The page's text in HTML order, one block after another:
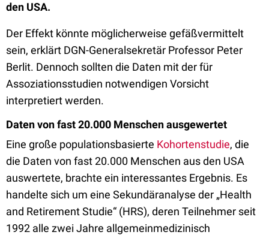
den USA.
Der Effekt könnte möglicherweise gefäßvermittelt
sein, erklärt DGN-Generalsekretär Professor Peter
Berlit. Dennoch sollten die Daten mit der für
Assoziationsstudien notwendigen Vorsicht
interpretiert werden.
Daten von fast 20.000 Menschen ausgewertet
Eine große populationsbasierte Kohortenstudie, die
die Daten von fast 20.000 Menschen aus den USA
auswertete, brachte ein interessantes Ergebnis. Es
handelte sich um eine Sekundäranalyse der „Health
and Retirement Studie“ (HRS), deren Teilnehmer seit
1992 alle zwei Jahre allgemeinmedizinisch